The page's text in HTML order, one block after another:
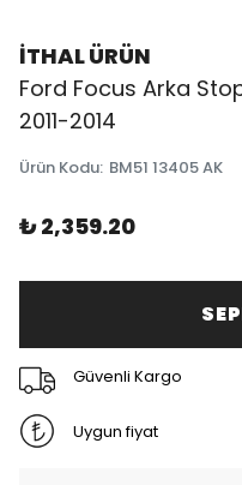
İTHAL ÜRÜN
Ford Focus Arka
2011-2014
Ürün Kodu: BM51 13405 AK
₺ 2,359.20
Güvenli Kargo
Uygun fiyat